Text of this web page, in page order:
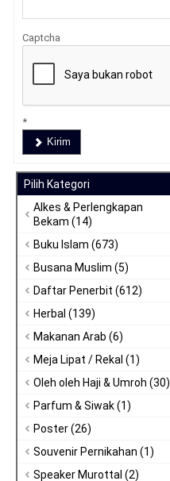
Captcha
*
Kirim
Pilih Kategori
Alkes & Perlengkapan
Bekam (14)
Buku Islam (673)
Busana Muslim (5)
Daftar Penerbit (612)
Herbal (139)
Makanan Arab (6)
Meja Lipat / Rekal (1)
Oleh oleh Haji & Umroh (30)
Parfum & Siwak(1)
Poster(26)
Souvenir Pernikahan (1)
Speaker Murottal (2)